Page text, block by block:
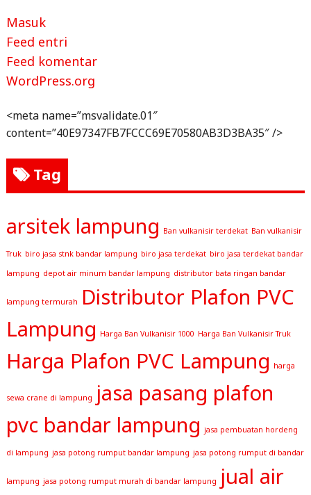
Masuk
Feed entri
Feed komentar
WordPress.org
<meta name=”msvalidate.01″
content=”40E97347FB7FCCC69E70580AB3D3BA35″ />
Tag
arsitek lampung Ban vulkanisir terdekat Ban vulkanisir
Truk biro jasa stnk bandar lampung biro jasa terdekat biro jasa terdekat bandar
lampung depot air minum bandar lampung distributor bata ringan bandar
lampung termurah
Distributor Plafon PVC
Lampung Harga Ban Vulkanisir 1000 Harga Ban Vulkanisir Truk
Harga Plafon PVC Lampung harga
sewa crane di lampung
jasa pasang plafon
pvc bandar lampung jasa pembuatan hordeng
di lampung jasa potong rumput bandar lampung jasa potong rumput di bandar
lampung jasa potong rumput murah di bandar lampung
jual air